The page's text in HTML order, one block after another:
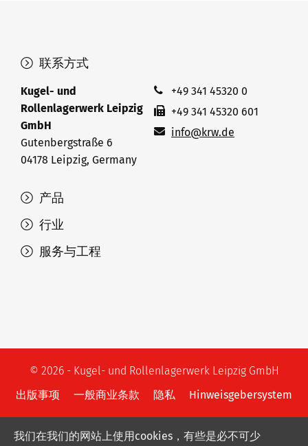
产品
行业
服务与工程
联系方式
Kugel- und
Rollenlagerwerk Leipzig
GmbH
Gutenbergstraße 6
04178 Leipzig, Germany
+49 341 45320 0
+49 341 45320 601
info@krw.de
© 2026 - Kugel- und Rollenlagerwerk Leipzig GmbH
出版事项
一般商业条款 隐私 Hinweisgebersystem
我们在我们的网站上使用cookies，有些是必不可少